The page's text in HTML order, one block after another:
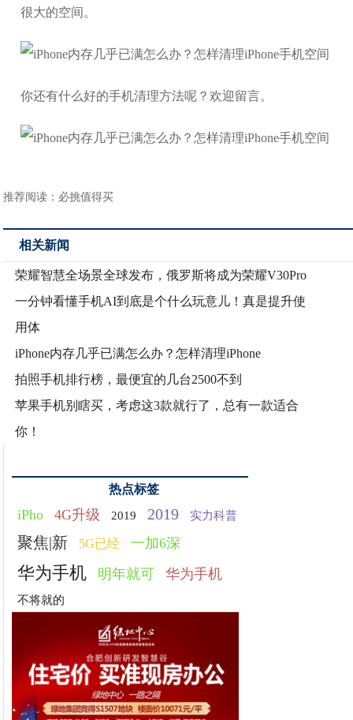
很大的空间。
你还有什么好的手机清理方法呢？欢迎留言。
推荐阅读： 必挑值得买
相关新闻
荣耀智慧全场景全球发布，俄罗斯将成为荣耀V30Pro
一分钟看懂手机AI到底是个什么玩意儿！真是提升使
用体
iPhone内存几乎已满怎么办？怎样清理iPhone
拍照手机排行榜，最便宜的几台2500不到
苹果手机别瞎买，考虑这3款就行了，总有一款适合
你！
热点标签
iPho 4G升级 2019 2019 实力科普
聚焦|新 5G已经 一加6深
华为手机 明年就可 华为手机
不将就的